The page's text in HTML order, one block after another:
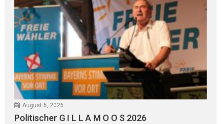
August 6, 2026
Politischer G I L L A M O O S 2026